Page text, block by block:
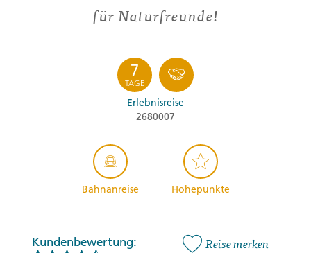
für Naturfreunde!
7
TAGE
Erlebnisreise
2680007
Bahnanreise Höhepunkte
Kundenbewertung: Reise merken